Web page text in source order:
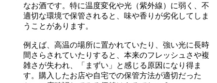
なお酒です。特に温度変化や光（紫外線）に弱く、不
適切な環境で保管されると、味や香りが劣化してしま
うことがあります。
例えば、高温の場所に置かれていたり、強い光に長時
間さらされていたりすると、本来のフレッシュさや複
雑さが失われ、「まずい」と感じる原因になり得ま
す。購入したお店や自宅での保管方法が適切だった